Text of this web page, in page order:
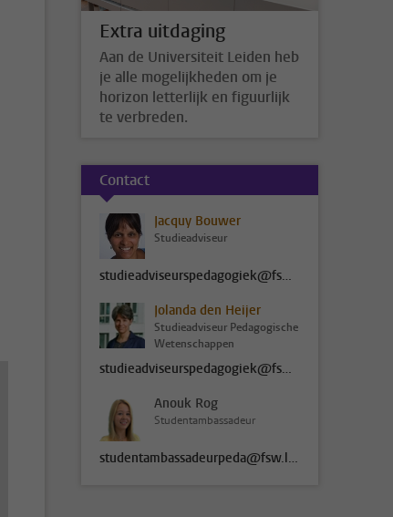
Extra uitdaging
Aan de Universiteit Leiden heb
je alle mogelijkheden om je
horizon letterlijk en figuurlijk
te verbreden.
Contact
Jacquy Bouwer
Studieadviseur
studieadviseurspedagogiek@fsw.leidenuniv.nl
Jolanda den Heijer
Studieadviseur Pedagogische
Wetenschappen
studieadviseurspedagogiek@fsw.leidenuniv.nl
Anouk Rog
Studentambassadeur
studentambassadeurpeda@fsw.leidenuniv.nl